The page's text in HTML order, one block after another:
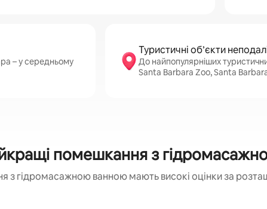
– у середньому
Туристичні об’єкти
До найпопулярніших
Santa Barbara Zoo, Santa
помешкання з
з гідромасажною ванною мають високі оцінки за